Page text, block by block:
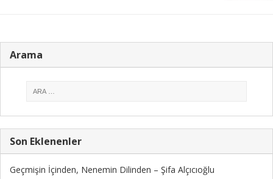
Arama
Son Eklenenler
Geçmişin İçinden, Nenemin Dilinden – Şifa Alçıcıoğlu